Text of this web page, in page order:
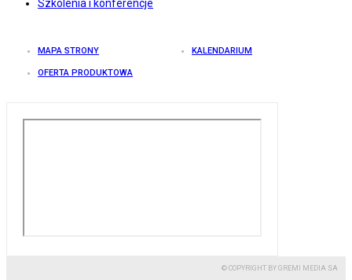
Szkolenia i konferencje
MAPA STRONY KALENDARIUM
OFERTA PRODUKTOWA
© COPYRIGHT BY GREMI MEDIA SA